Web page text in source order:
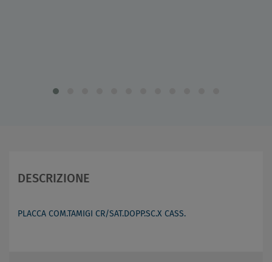
DESCRIZIONE
PLACCA COM.TAMIGI CR/SAT.DOPP.SC.X CASS.